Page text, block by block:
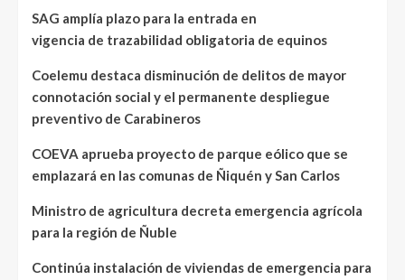
SAG amplía plazo para la entrada en
vigencia de trazabilidad obligatoria de equinos
Coelemu destaca disminución de delitos de mayor
connotación social y el permanente despliegue
preventivo de Carabineros
COEVA aprueba proyecto de parque eólico que se
emplazará en las comunas de Ñiquén y San Carlos
Ministro de agricultura decreta emergencia agrícola
para la región de Ñuble
Continúa instalación de viviendas de emergencia para